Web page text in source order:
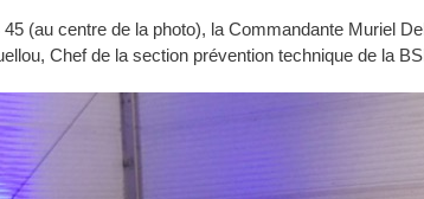
(au centre de la photo), la Commandante Muriel
Chef de la section prévention technique de la